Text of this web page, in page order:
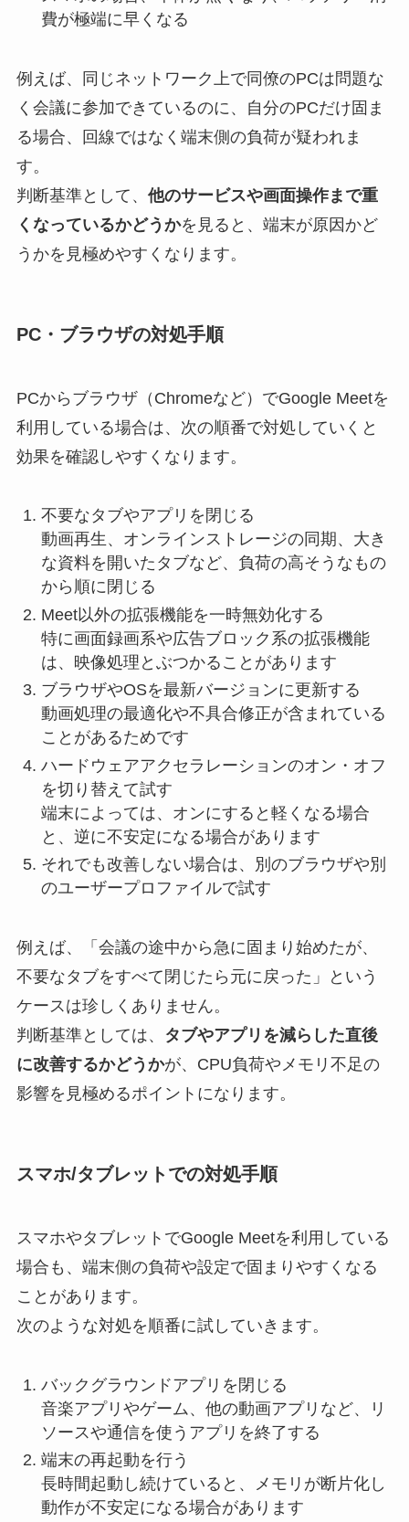
費が極端に早くなる
例えば、同じネットワーク上で同僚のPCは問題な
く会議に参加できているのに、自分のPCだけ固ま
る場合、回線ではなく端末側の負荷が疑われま
す。
判断基準として、 他のサービスや画面操作まで重
くなっているかどうかを見ると、端末が原因かど
うかを見極めやすくなります。
PC・ブラウザの対処手順
PCからブラウザ（Chromeなど）でGoogle Meetを
利用している場合は、次の順番で対処していくと
効果を確認しやすくなります。
不要なタブやアプリを閉じる
動画再生、オンラインストレージの同期、大き
な資料を開いたタブなど、負荷の高そうなもの
から順に閉じる
Meet以外の拡張機能を一時無効化する
特に画面録画系や広告ブロック系の拡張機能
は、映像処理とぶつかることがあります
ブラウザやOSを最新バージョンに更新する
動画処理の最適化や不具合修正が含まれている
ことがあるためです
ハードウェアアクセラレーションのオン・オフ
を切り替えて試す
端末によっては、オンにすると軽くなる場合
と、逆に不安定になる場合があります
それでも改善しない場合は、別のブラウザや別
のユーザープロファイルで試す
例えば、「会議の途中から急に固まり始めたが、
不要なタブをすべて閉じたら元に戻った」という
ケースは珍しくありません。
判断基準としては、
タブやアプリを減らした直後
に改善するかどうかが、CPU負荷やメモリ不足の
影響を見極めるポイントになります。
スマホ/タブレットでの対処手順
スマホやタブレットでGoogle Meetを利用している
場合も、端末側の負荷や設定で固まりやすくなる
ことがあります。
次のような対処を順番に試していきます。
バックグラウンドアプリを閉じる
音楽アプリやゲーム、他の動画アプリなど、リ
ソースや通信を使うアプリを終了する
端末の再起動を行う
長時間起動し続けていると、メモリが断片化し
動作が不安定になる場合があります